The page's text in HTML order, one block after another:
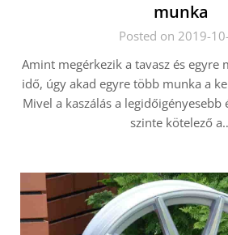
munka
Posted on 2019-
Amint megérkezik a tavasz és egyre
idő, úgy akad egyre több munka a
Mivel a kaszálás a legidőigényesebb
szinte kötelező